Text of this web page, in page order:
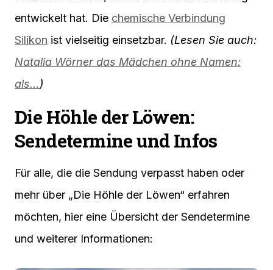
entwickelt hat. Die chemische Verbindung
Silikon ist vielseitig einsetzbar. (Lesen Sie auch:
Natalia Wörner das Mädchen ohne Namen:
als…)
Die Höhle der Löwen:
Sendetermine und Infos
Für alle, die die Sendung verpasst haben oder
mehr über „Die Höhle der Löwen“ erfahren
möchten, hier eine Übersicht der Sendetermine
und weiterer Informationen: